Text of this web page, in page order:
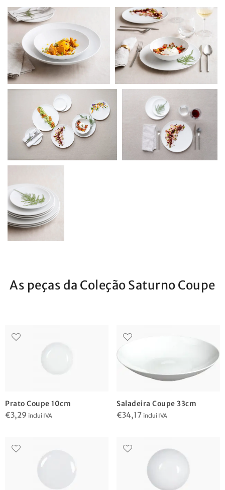
As peças da Coleção Saturno Coupe
Prato Coupe 10cm
€3,29 inclui IVA
Saladeira Coupe 33cm
€34,17 inclui IVA